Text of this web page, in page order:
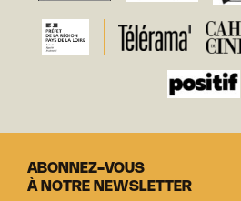
ABONNEZ-VOUS
À NOTRE NEWSLETTER